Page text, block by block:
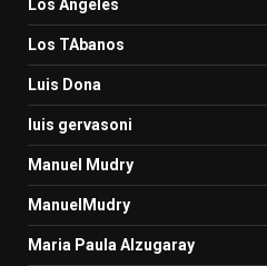
Los Angeles
Los TAbanos
Luis Dona
luis gervasoni
Manuel Mudry
ManuelMudry
Maria Paula Alzugaray